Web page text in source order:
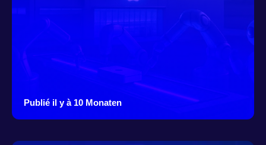
Publié il y à 10 Monaten